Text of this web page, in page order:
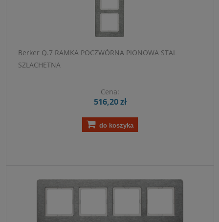
Berker Q.7 RAMKA POCZWÓRNA PIONOWA STAL
SZLACHETNA
Cena:
516,20 zł
do koszyka